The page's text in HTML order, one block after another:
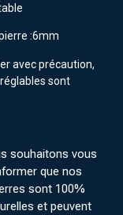
:6mm
avec précaution,
sont
souhaitons vous
que nos
sont 100%
et peuvent